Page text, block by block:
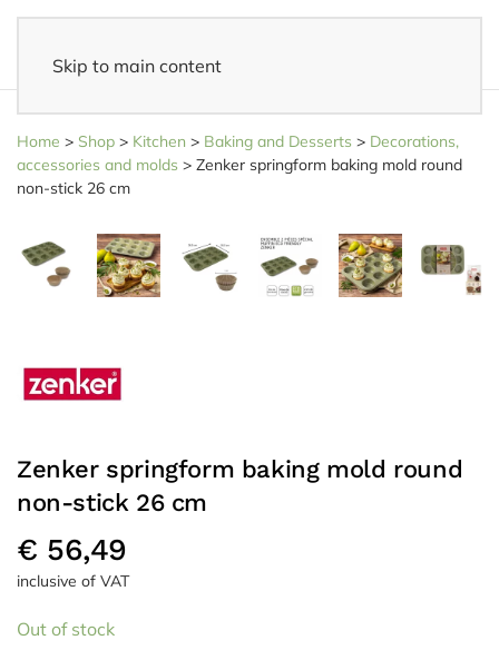
Skip to main content
Home > Shop > Kitchen > Baking and Desserts > Decorations,
accessories and molds > Zenker springform baking mold round
non-stick 26 cm
Zenker springform baking mold round
non-stick 26 cm
€ 56,49
inclusive of VAT
Out of stock